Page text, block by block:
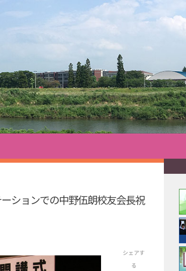
ションでの中野伍朗校友会長祝
シェアす
る